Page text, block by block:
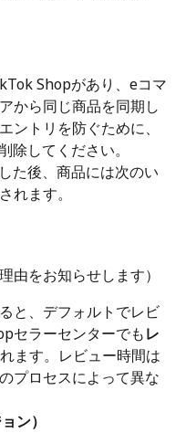
Shopがあり、eコマ
から同じ商品を同期し
ントリを防ぐために、
してください。
た後、商品には次のい
れます。
由をお知らせします）
と、デフォルトでレビ
セラーセンターでもレ
ます。レビュー時間は
プロセスによって異な
ン）